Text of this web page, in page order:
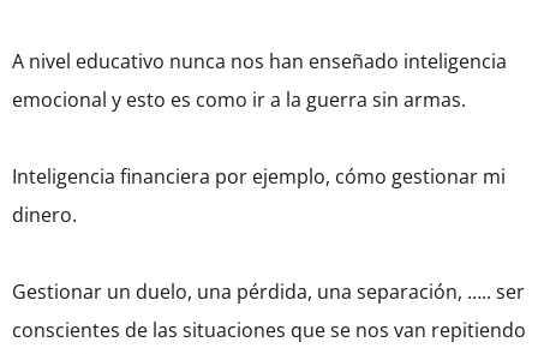
A nivel educativo nunca nos han enseñado inteligencia
emocional y esto es como ir a la guerra sin armas.
Inteligencia financiera por ejemplo, cómo gestionar mi
dinero.
Gestionar un duelo, una pérdida, una separación, ….. ser
conscientes de las situaciones que se nos van repitiendo